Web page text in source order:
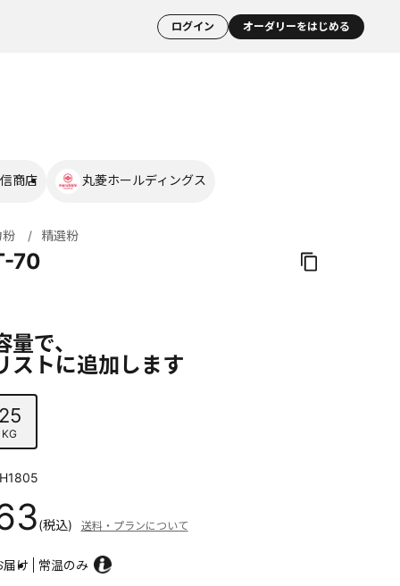
ログイン オーダリーをはじめる
商店 丸菱ホールディングス
精選粉
70
で、
ストに追加します
KG
(税込) 送料・プランについて
届け 常温のみ